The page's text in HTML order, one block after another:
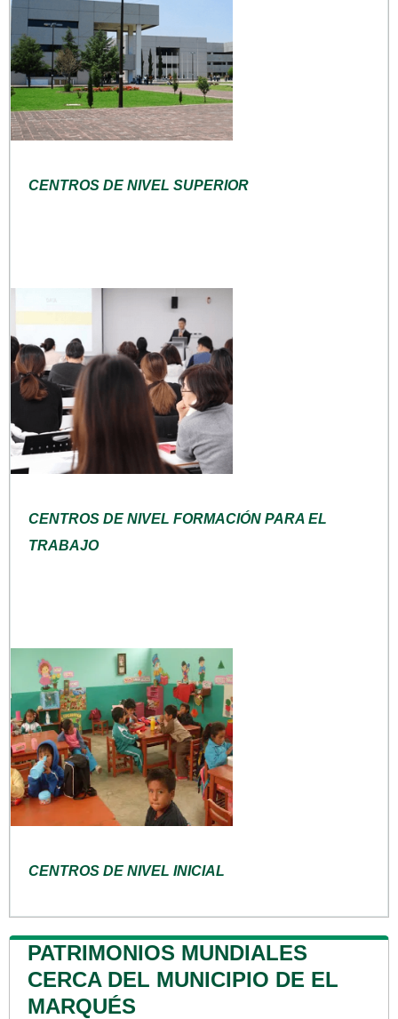
CENTROS DE NIVEL SUPERIOR
CENTROS DE NIVEL FORMACIÓN PARA EL
TRABAJO
CENTROS DE NIVEL INICIAL
PATRIMONIOS MUNDIALES
CERCA DEL MUNICIPIO DE EL
MARQUÉS